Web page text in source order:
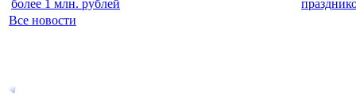
более 1 млн. рублей
Все новости